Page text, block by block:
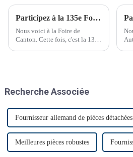
Participez à la 135e Foire de Canton
Nous voici à la Foire de
Canton. Cette fois, c'est la 135e
Recherche Associée
Fournisseur allemand de pièces
Meilleures pièces robustes